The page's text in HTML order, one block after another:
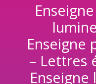
Enseigne
– Lettres